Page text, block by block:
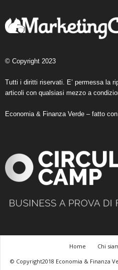
© Copyright 2023
Tutti i diritti riservati. E’ permessa la
articoli con qualsiasi mezzo a
Economia & Finanza Verde – fatto
Home Chi
© Copyright2018 Economia & Finanza